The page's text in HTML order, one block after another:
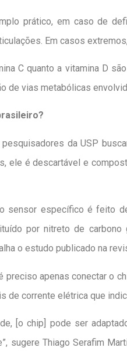
prático, em caso de
Em casos
C quanto a vitamina D
de vias metabólicas
da USP
ele é descartável e
sensor específico é feito
por nitreto de
o estudo publicado na
preciso apenas conectar o
de corrente elétrica que
[o chip] pode ser
sugere Thiago Serafim